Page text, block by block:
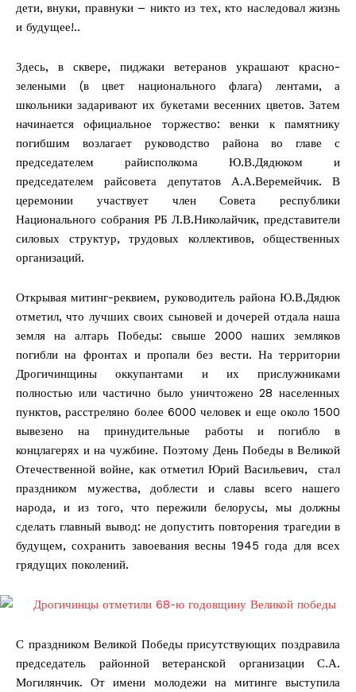
дети, внуки, правнуки – никто из тех, кто наследовал жизнь
и будущее!..
Здесь, в сквере, пиджаки ветеранов украшают красно-
зелеными (в цвет национального флага) лентами, а
школьники задаривают их букетами весенних цветов. Затем
начинается официальное торжество: венки к памятнику
погибшим возлагает руководство района во главе с
председателем райисполкома Ю.В.Дядюком и
председателем райсовета депутатов А.А.Веремейчик. В
церемонии участвует член Совета республики
Национального собрания РБ Л.В.Николайчик, представители
силовых структур, трудовых коллективов, общественных
организаций.
Открывая митинг-реквием, руководитель района Ю.В.Дядюк
отметил, что лучших своих сыновей и дочерей отдала наша
земля на алтарь Победы: свыше 2000 наших земляков
погибли на фронтах и пропали без вести. На территории
Дрогичинщины оккупантами и их прислужниками
полностью или частично было уничтожено 28 населенных
пунктов, расстреляно более 6000 человек и еще около 1500
вывезено на принудительные работы и погибло в
концлагерях и на чужбине. Поэтому День Победы в Великой
Отечественной войне, как отметил Юрий Васильевич, стал
праздником мужества, доблести и славы всего нашего
народа, и из того, что пережили белорусы, мы должны
сделать главный вывод: не допустить повторения трагедии в
будущем, сохранить завоевания весны 1945 года для всех
грядущих поколений.
С праздником Великой Победы присутствующих поздравила
председатель районной ветеранской организации С.А.
Могилянчик. От имени молодежи на митинге выступила